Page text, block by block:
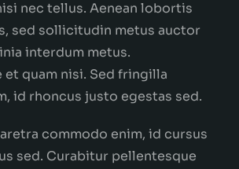
nec tellus. Aenean lobortis
sed sollicitudin metus auctor
interdum metus.
et quam nisi. Sed fringilla
id rhoncus justo egestas sed.
commodo enim, id cursus
sed. Curabitur pellentesque